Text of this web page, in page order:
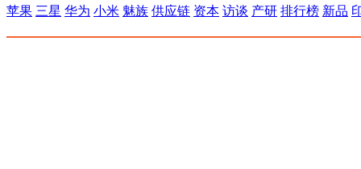
苹果 三星 华为 小米 魅族 供应链 资本 访谈 产研 排行榜 新品